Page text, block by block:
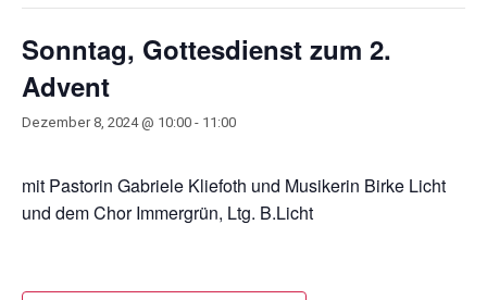
Sonntag, Gottesdienst zum 2.
Advent
Dezember 8, 2024 @ 10:00 - 11:00
mit Pastorin Gabriele Kliefoth und Musikerin Birke Licht
und dem Chor Immergrün, Ltg. B.Licht